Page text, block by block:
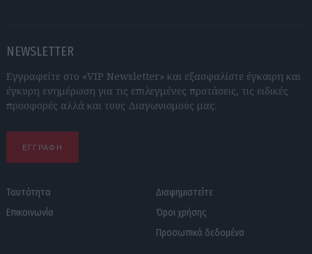
NEWSLETTER
Εγγραφείτε στο «VIP Newsletter» και εξασφαλίστε έγκαιρη και
έγκυρη ενημέρωση για τις επιλεγμένες προτάσεις, τις ειδικές
προσφορές αλλά και τους Διαγωνισμούς μας.
ΕΓΓΡΑΦΗ
Ταυτότητα
Επικοινωνία
Διαφημιστείτε
Όροι χρήσης
Προσωπικά δεδομένα